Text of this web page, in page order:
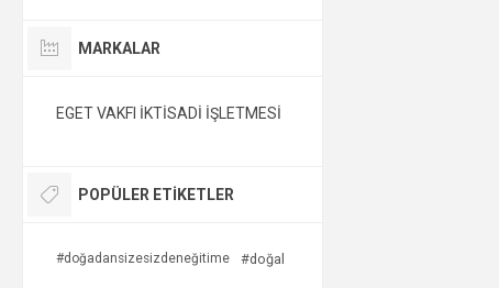
MARKALAR
EGET VAKFI İKTİSADİ İŞLETMESİ
POPÜLER ETIKETLER
#doğadansizesizdeneğitime #doğal